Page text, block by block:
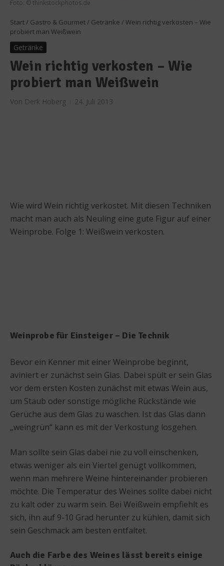
Foto: © thinkstockphotos.de
Start / Gastro & Gourmet / Getränke / Wein richtig verkosten – Wie
probiert man Weißwein
Getränke
Wein richtig verkosten – Wie
probiert man Weißwein
Von Derk Hoberg 24. Juli 2013
Wie wird Wein richtig verkostet. Mit diesen Techniken
macht man auch als Neuling eine gute Figur auf einer
Weinprobe. Folge 1: Weißwein verkosten.
Weinprobe für Einsteiger – Die Technik
Bevor ein Kenner mit einer Weinprobe beginnt,
aviniert er zunächst sein Glas. Dabei spült er sein Glas
vor dem ersten Kosten zunächst mit etwas Wein aus,
um Staub oder sonstige mögliche Rückstände wie
Gerüche aus dem Glas zu waschen. Ist das Glas dann
„weingrün“ kann es mit der Verkostung losgehen.
Man sollte sein Glas dabei nie zu voll einschenken,
etwas weniger als ein Viertel genügt vollkommen,
wenn man mehrere Weine hintereinander probieren
möchte. Die Temperatur des Weines sollte dabei nicht
zu kalt oder zu warm sein. Bei Weißwein empfiehlt es
sich, ihn auf 9-10 Grad herunter zu kühlen, damit sich
sein Geschmack am besten entfaltet.
Auch die Farbe des Weines lässt bereits einige